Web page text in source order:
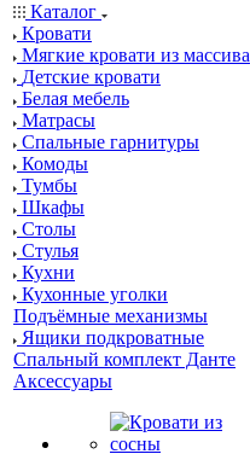
Каталог
Кровати
Мягкие кровати из массива
Детские кровати
Белая мебель
Матрасы
Спальные гарнитуры
Комоды
Тумбы
Шкафы
Столы
Стулья
Кухни
Кухонные уголки
Подъёмные механизмы
Ящики подкроватные
Спальный комплект Данте
Аксессуары